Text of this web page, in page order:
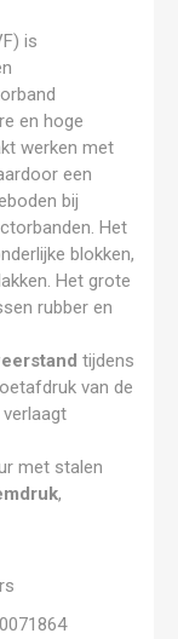
is
en hoge
werken met
een
bij
Het
blokken,
Het grote
rubber en
tijdens
van de
verlaagt
met stalen
,